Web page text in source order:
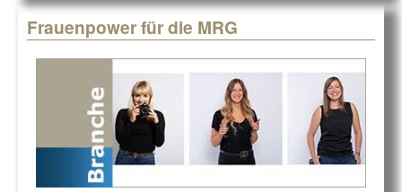
Frauenpower für die MRG